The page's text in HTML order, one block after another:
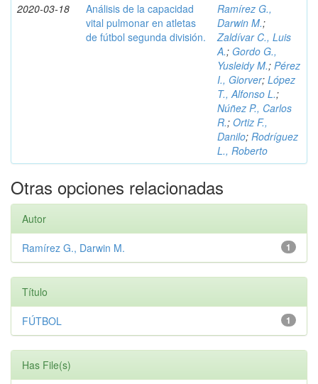
2020-03-18
Análisis de la capacidad
vital pulmonar en atletas
de fútbol segunda división.
Ramírez G.,
Darwin M.;
Zaldívar C., Luis
A.; Gordo G.,
Yusleidy M.; Pérez
I., Giorver; López
T., Alfonso L.;
Núñez P., Carlos
R.; Ortiz F.,
Danilo; Rodríguez
L., Roberto
Otras opciones relacionadas
Autor
1
Ramírez G., Darwin M.
Título
1
FÚTBOL
Has File(s)